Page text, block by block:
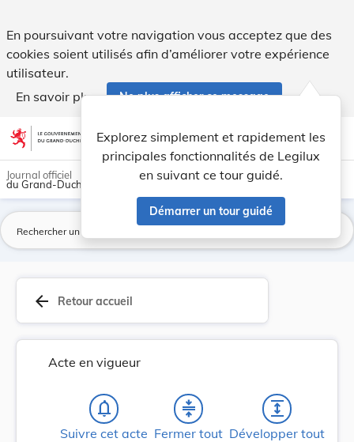
En poursuivant votre navigation vous acceptez que des
cookies soient utilisés afin d’améliorer votre expérience
utilisateur.
En savoir plus
Ne plus afficher ce message
Aller au contenu account_circle help Aide
Explorez simplement et rapidement les
principales fonctionnalités de Legilux
en suivant ce tour guidé.
Démarrer un tour guidé
light_mode dark_mode
Journal officiel
du Grand-Duché de Luxembourg
arrow_back Retour accueil
Acte en vigueur
notifications_none
Suivre cet acte
compress
Fermer tout
expand
Développer tout